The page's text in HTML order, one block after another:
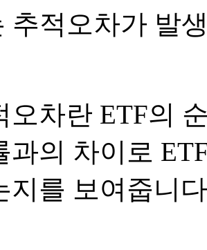
추적오차가 발
오차란 ETF의
과의 차이로
지를 보여줍니